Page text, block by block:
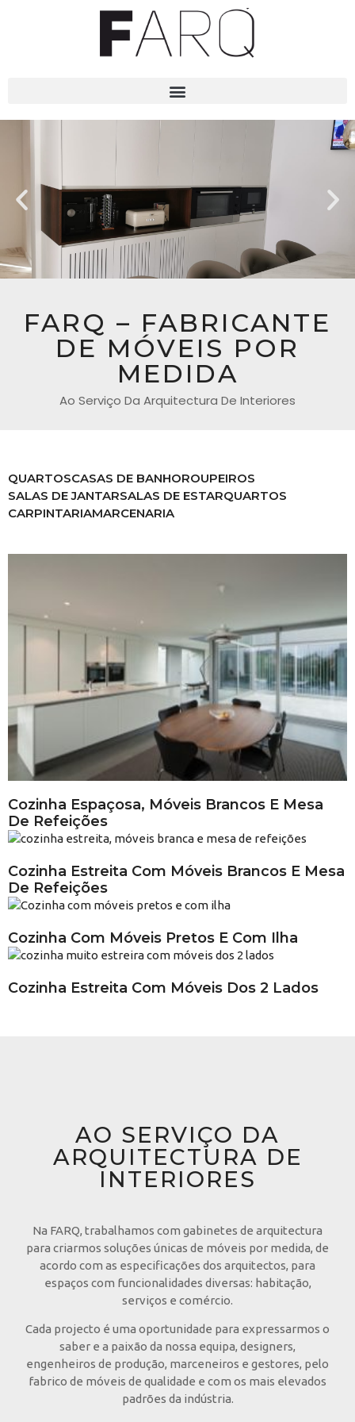
FARQ – FABRICANTE
DE MÓVEIS POR
MEDIDA
Ao Serviço Da Arquitectura De Interiores
QUARTOSCASAS DE BANHOROUPEIROS
SALAS DE JANTARSALAS DE ESTARQUARTOS
CARPINTARIAMARCENARIA
Cozinha Espaçosa, Móveis Brancos E Mesa
De Refeições
Cozinha Estreita Com Móveis Brancos E Mesa
De Refeições
Cozinha Com Móveis Pretos E Com Ilha
Cozinha Estreita Com Móveis Dos 2 Lados
AO SERVIÇO DA
ARQUITECTURA DE
INTERIORES
Na FARQ, trabalhamos com gabinetes de arquitectura
para criarmos soluções únicas de móveis por medida, de
acordo com as especificações dos arquitectos, para
espaços com funcionalidades diversas: habitação,
serviços e comércio.
Cada projecto é uma oportunidade para expressarmos o
saber e a paixão da nossa equipa, designers,
engenheiros de produção, marceneiros e gestores, pelo
fabrico de móveis de qualidade e com os mais elevados
padrões da indústria.